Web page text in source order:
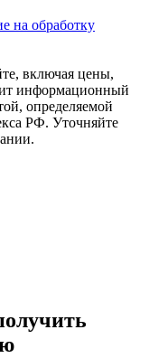
на обработку
включая цены,
информационный
определяемой
РФ. Уточняйте